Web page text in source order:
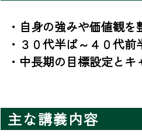
・自身の強みや価値観
・３０代半ば～４０代
・中長期の目標設定と
主な講義内容